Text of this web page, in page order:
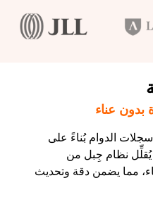
بدون عناء
الدوام بُناءً على
نظام جِبل من
مما يضمن دقة وتحديث